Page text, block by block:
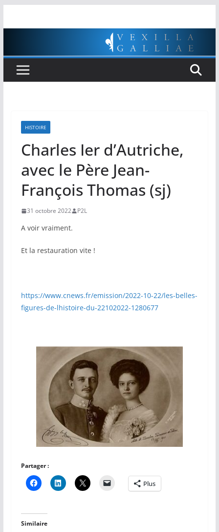
HISTOIRE
Charles Ier d’Autriche,
avec le Père Jean-
François Thomas (sj)
31 octobre 2022 P2L
A voir vraiment.
Et la restauration vite !
https://www.cnews.fr/emission/2022-10-22/les-belles-
figures-de-lhistoire-du-22102022-1280677
Partager :
Plus
Similaire